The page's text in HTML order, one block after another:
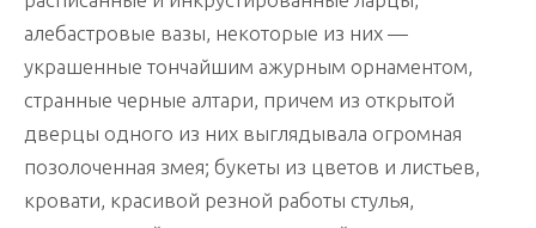
алебастровые вазы, некоторые из них —
украшенные тончайшим ажурным орнаментом,
странные черные алтари, причем из открытой
дверцы одного из них выглядывала огромная
позолоченная змея; букеты из цветов и листьев,
кровати, красивой резной работы стулья,